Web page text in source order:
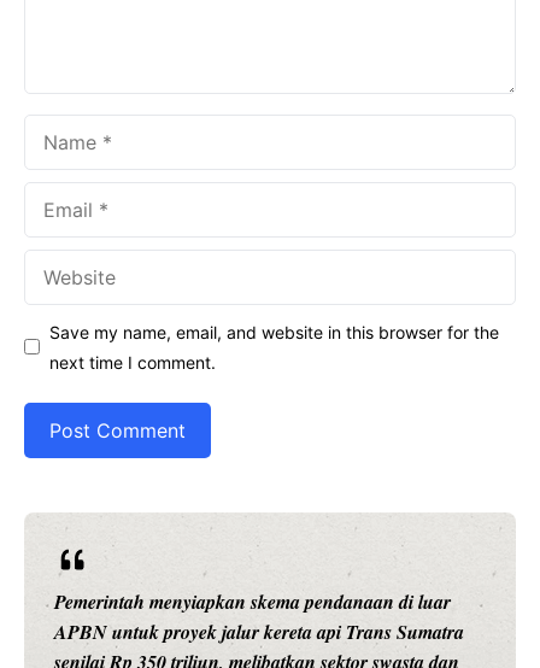
Save my name, email, and website in this browser for the
next time I comment.
di luar
Sumatra
swasta dan
Ariston Indonesia meluncurkan Andris
pintar dengan konektivitas Wi-Fi,
presisi 1 derajat Celsius, dan teknologi